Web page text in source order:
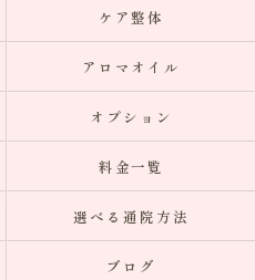
ケア整体
アロマオイル
オプション
料金一覧
選べる通院方法
ブログ